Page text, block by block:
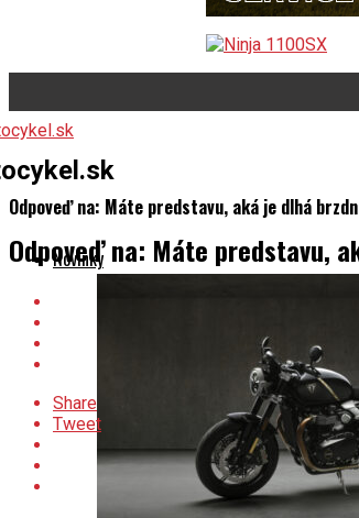
Odpoveď na: Máte predstavu, aká je dlhá
Novinky
Odpoveď na: Máte predstavu,
Share
Tweet